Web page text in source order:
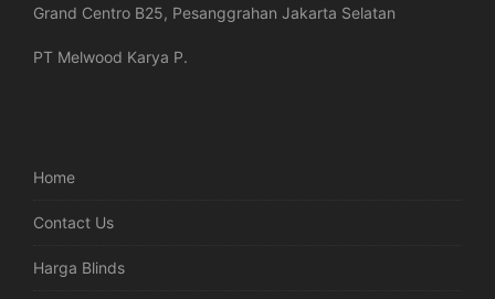
Grand Centro B25, Pesanggrahan Jakarta Selatan
PT Melwood Karya P.
Home
Contact Us
Harga Blinds